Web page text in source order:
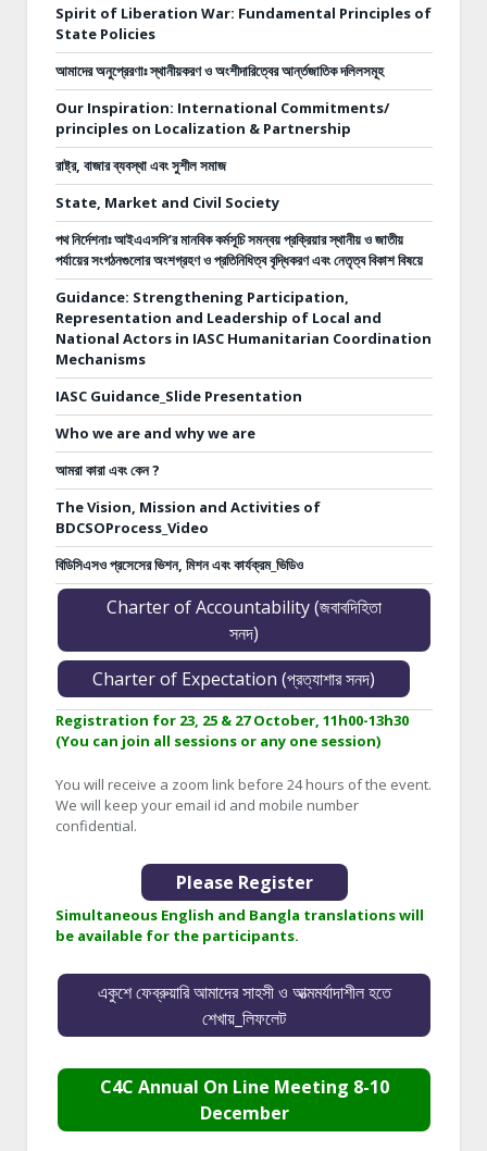
Spirit of Liberation War: Fundamental Principles of
State Policies
আমাদের অনুপ্রেরণাঃ স্থানীয়করণ ও অংশীদারিত্বের আর্ন্তজাতিক দলিলসমূহ
Our Inspiration: International Commitments/
principles on Localization & Partnership
রাষ্ট্র, বাজার ব্যবস্থা এবং সুশীল সমাজ
State, Market and Civil Society
পথ নির্দেশনাঃআইএএসসি’র মানবিক কর্মসূচি সমন্বয় প্রক্রিয়ার স্থানীয় ও জাতীয়
পর্যায়ের সংগঠনগুলোর অংশগ্রহণ ও প্রতিনিধিত্ব বৃদ্ধিকরণ এবং নেতৃত্ব বিকাশ বিষয়ে
Guidance: Strengthening Participation,
Representation and Leadership of Local and
National Actors in IASC Humanitarian Coordination
Mechanisms
IASC Guidance_Slide Presentation
Who we are and why we are
আমরা কারা এবং কেন ?
The Vision, Mission and Activities of
BDCSOProcess_Video
বিডিসিএসও প্রসেসের ভিশন, মিশন এবং কার্যক্রম_ভিডিও
Charter of Accountability (জবাবদিহিতা
সনদ)
Charter of Expectation (প্রত্যাশার সনদ)
Registration for 23, 25 & 27 October, 11h00-13h30
(You can join all sessions or any one session)
You will receive a zoom link before 24 hours of the event.
We will keep your email id and mobile number
confidential.
Please Register
Simultaneous English and Bangla translations will
be available for the participants.
একুশে ফেব্রুয়ারি আমাদের সাহসী ও আত্মমর্যাদাশীল হতে
শেখায়_লিফলেট
C4C Annual On Line Meeting 8-10
December